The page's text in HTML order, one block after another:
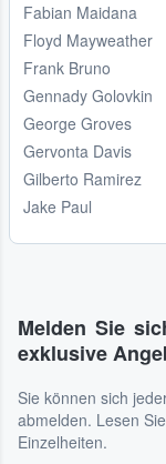
Fabian Maidana
Floyd Mayweather
Frank Bruno
Gennady Golovkin
George Groves
Gervonta Davis
Gilberto Ramirez
Jake Paul
Melden Sie
exklusive
Sie können sich
abmelden. Lesen
Einzelheiten.